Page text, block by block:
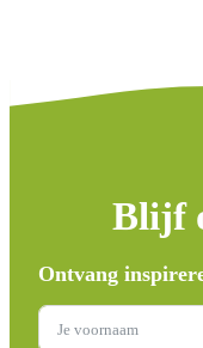
Blijf
Ontvang